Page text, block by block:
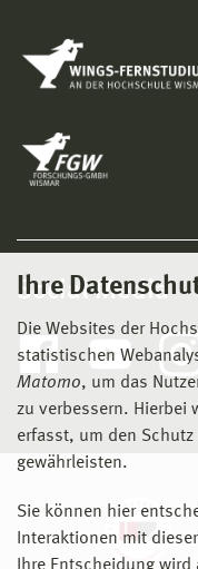
Ihre
Die Websites der
statistischen
Matomo, um das
zu verbessern. Hierbei
erfasst, um den
gewährleisten.
Sie können hier
Interaktionen mit
Social Media